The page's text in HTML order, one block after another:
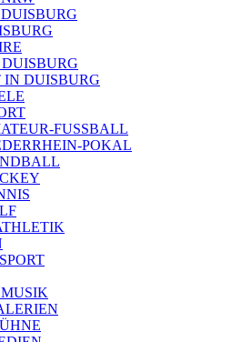
IN DUISBURG
FUSSBALL
POKAL